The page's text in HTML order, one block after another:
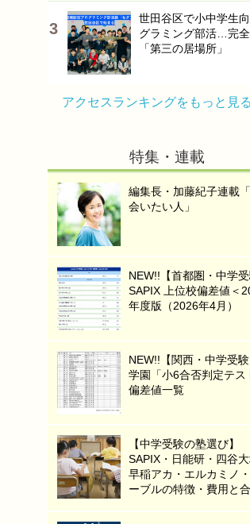
世田谷区で小中学生
グラミング部活…完
「第三の居場所」
アクセスランキングをもっと見る
特集・連載
編集長・加藤紀子連載「
会いたい人」
NEW!!【首都圏・中学受
SAPIX 上位校偏差値＜
年度版（2026年4月）
NEW!!【関西・中学受
学園「小6合否判定テス
偏差値一覧
【中学受験の塾選び】
SAPIX・日能研・四谷大
早稲アカ・エルカミノ
ーブルの特徴・費用と